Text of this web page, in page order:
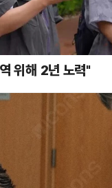
위해 2년 노력"